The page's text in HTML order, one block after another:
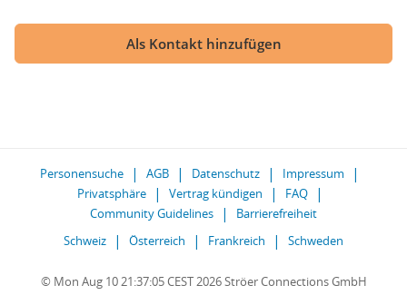
Als Kontakt hinzufügen
Personensuche AGB Datenschutz
Impressum
Privatsphäre
Vertrag kündigen
FAQ
Community Guidelines
Barrierefreiheit
Schweiz
Österreich Frankreich Schweden
© Mon Aug 10 21:37:05 CEST 2026 Ströer Connections GmbH